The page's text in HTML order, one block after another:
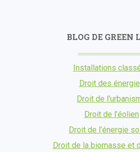
BLOG DE GREEN
Installations
Droit des
Droit de
Droit de l’éolien
Droit de l’énergie
Droit de la biomasse et